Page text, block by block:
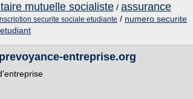
mutuelle socialiste / assurance
securite sociale etudiante / numero securite
entreprise.org